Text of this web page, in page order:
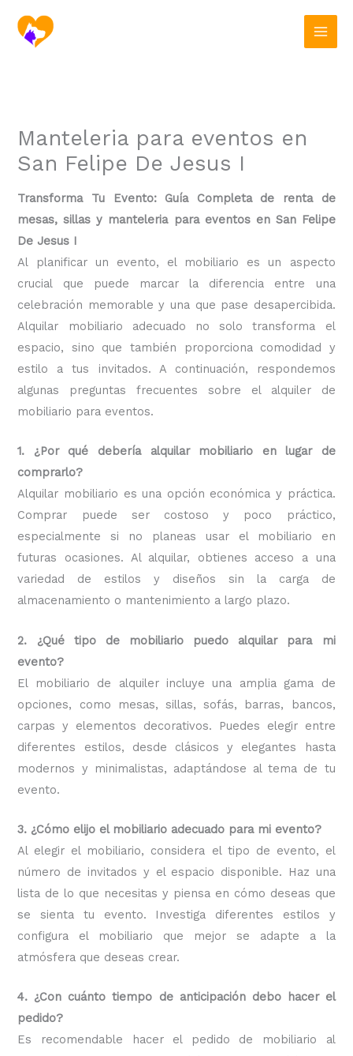
contenido
Manteleria para eventos en
San Felipe De Jesus I
Transforma Tu Evento: Guía Completa de renta de
mesas, sillas y manteleria para eventos en San Felipe
De Jesus I
Al planificar un evento, el mobiliario es un aspecto
crucial que puede marcar la diferencia entre una
celebración memorable y una que pase desapercibida.
Alquilar mobiliario adecuado no solo transforma el
espacio, sino que también proporciona comodidad y
estilo a tus invitados. A continuación, respondemos
algunas preguntas frecuentes sobre el alquiler de
mobiliario para eventos.
1. ¿Por qué debería alquilar mobiliario en lugar de
comprarlo?
Alquilar mobiliario es una opción económica y práctica.
Comprar puede ser costoso y poco práctico,
especialmente si no planeas usar el mobiliario en
futuras ocasiones. Al alquilar, obtienes acceso a una
variedad de estilos y diseños sin la carga de
almacenamiento o mantenimiento a largo plazo.
2. ¿Qué tipo de mobiliario puedo alquilar para mi
evento?
El mobiliario de alquiler incluye una amplia gama de
opciones, como mesas, sillas, sofás, barras, bancos,
carpas y elementos decorativos. Puedes elegir entre
diferentes estilos, desde clásicos y elegantes hasta
modernos y minimalistas, adaptándose al tema de tu
evento.
3. ¿Cómo elijo el mobiliario adecuado para mi evento?
Al elegir el mobiliario, considera el tipo de evento, el
número de invitados y el espacio disponible. Haz una
lista de lo que necesitas y piensa en cómo deseas que
se sienta tu evento. Investiga diferentes estilos y
configura el mobiliario que mejor se adapte a la
atmósfera que deseas crear.
4. ¿Con cuánto tiempo de anticipación debo hacer el
pedido?
Es recomendable hacer el pedido de mobiliario al